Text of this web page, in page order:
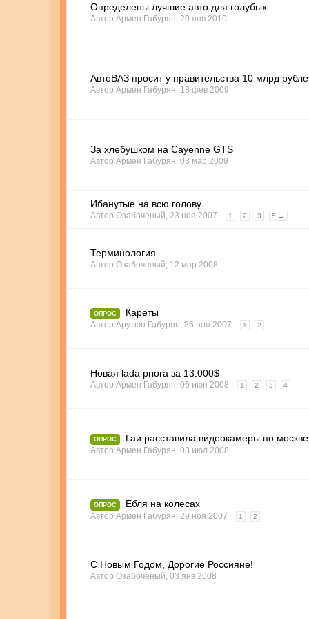
Определены лучшие авто для голубых
АвторАрмен Габурян,20 янв 2010
АвтоВАЗ просит у правительства 10 млрд
АвторАрмен Габурян, 18 фев 2009
За хлебушком на Cayenne GTS
АвторАрмен Габурян,03 мар 2009
Ибанутые на всю голову
АвторОзабоченый,23 ноя 2007 1 2 3 5 →
Терминология
АвторОзабоченый, 12 мар 2008
ОПРОС Кареты
АвторАрутюн Габурян 26 ноя 2007 1 2
Новая lada priora за 13.000$
АвторАрмен Габурян,06 июн 2008 1 2 3 4
ОПРОС Гаи расставила видеокамеры по москве
АвторАрмен Габурян ,03 июл 2008
ОПРОС Ебля на колесах
АвторАрмен Габурян 29 ноя 2007 1 2
С Новым Годом, Дорогие Россияне!
АвторОзабоченый,03 янв 2008